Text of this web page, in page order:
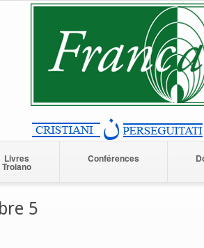
Livres
Troiano
Conférences
5